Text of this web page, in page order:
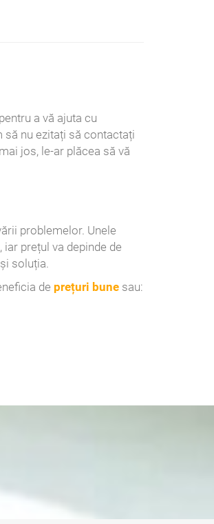
pentru a vă ajuta cu
să nu ezitați să contactați
jos, le-ar plăcea să vă
problemelor. Unele
prețul va depinde de
soluția.
de prețuri bune sau: